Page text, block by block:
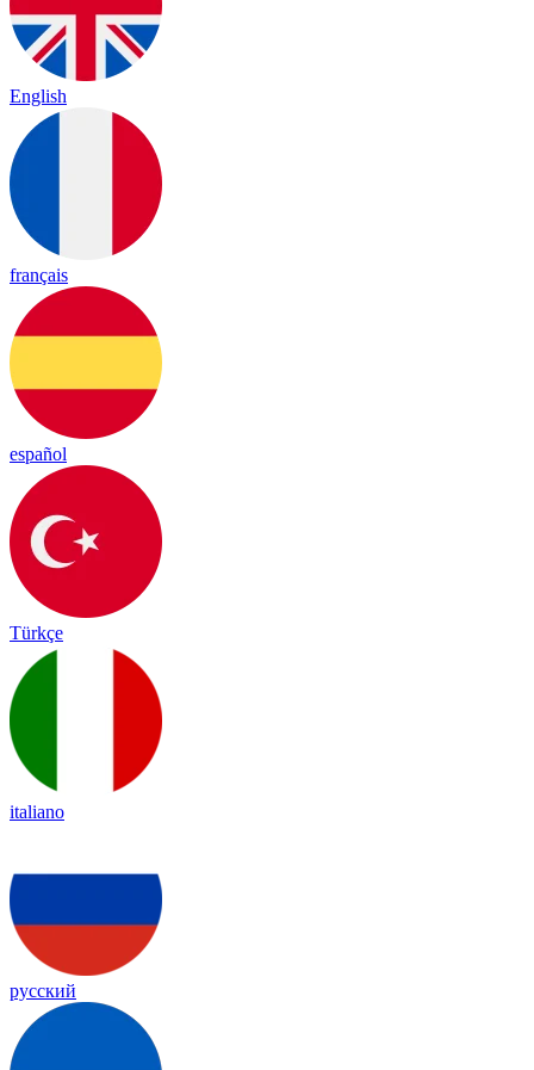
English
français
español
Türkçe
italiano
русский